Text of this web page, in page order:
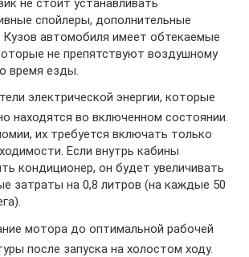
не стоит устанавливать
спойлеры, дополнительные
Кузов автомобиля имеет обтекаемые
не препятствуют воздушному
время езды.
электрической энергии, которые
находятся во включенном состоянии.
их требуется включать только
Если внутрь кабины
кондиционер, он будет увеличивать
затраты на 0,8 литров (на каждые 50
мотора до оптимальной рабочей
после запуска на холостом ходу.